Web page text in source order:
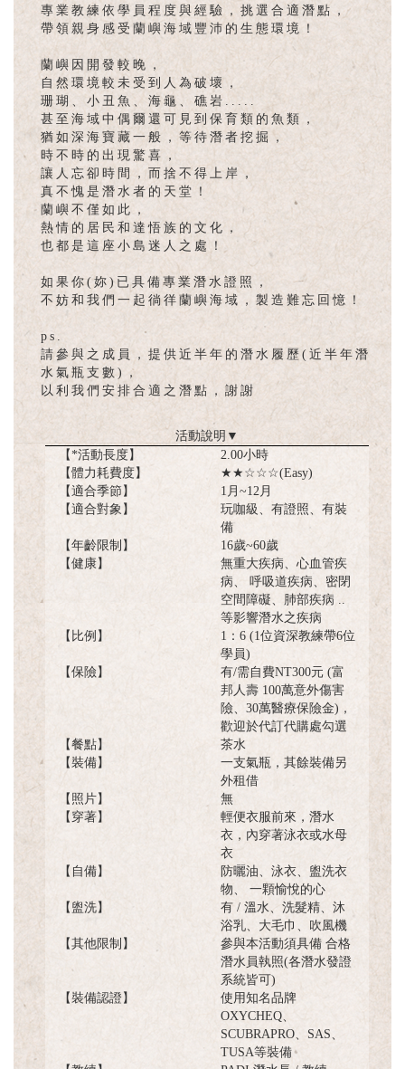
專業教練依學員程度與經驗，挑選合適潛點，
帶領親身感受蘭嶼海域豐沛的生態環境！
蘭嶼因開發較晚，
自然環境較未受到人為破壞，
珊瑚、小丑魚、海龜、礁岩.....
甚至海域中偶爾還可見到保育類的魚類，
猶如深海寶藏一般，等待潛者挖掘，
時不時的出現驚喜，
讓人忘卻時間，而捨不得上岸，
真不愧是潛水者的天堂！
蘭嶼不僅如此，
熱情的居民和達悟族的文化，
也都是這座小島迷人之處！
如果你(妳)已具備專業潛水證照，
不妨和我們一起徜徉蘭嶼海域，製造難忘回憶！
ps.
請參與之成員，提供近半年的潛水履歷(近半年潛
水氣瓶支數)，
以利我們安排合適之潛點，謝謝
活動說明 ▼
【*活動長度】
2.00小時
【體力耗費度】
★★☆☆☆(Easy)
【適合季節】
1月~12月
【適合對象】
玩咖級、有證照、有裝
備
【年齡限制】
16歲~60歲
【健康】
無重大疾病、心血管疾
病、 呼吸道疾病、密閉
空間障礙、肺部疾病 ..
等影響潛水之疾病
【比例】
1：6 (1位資深教練帶6位
學員)
【保險】
有/需自費NT300元 (富
邦人壽 100萬意外傷害
險、30萬醫療保險金)，
歡迎於代訂代購處勾選
【餐點】
茶水
【裝備】
一支氣瓶，其餘裝備另
外租借
【照片】
無
【穿著】
輕便衣服前來，潛水
衣，內穿著泳衣或水母
衣
【自備】
防曬油、泳衣、盥洗衣
物、 一顆愉悅的心
【盥洗】
有 / 溫水、洗髮精、沐
浴乳、大毛巾、吹風機
【其他限制】
參與本活動須具備 合格
潛水員執照(各潛水發證
系統皆可)
【裝備認證】
使用知名品牌
OXYCHEQ、
SCUBRAPRO、SAS、
TUSA等裝備